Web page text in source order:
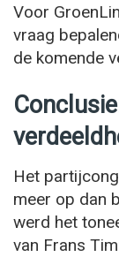
Voor
vraag
de komende
Het
meer op dan
werd het
van Frans